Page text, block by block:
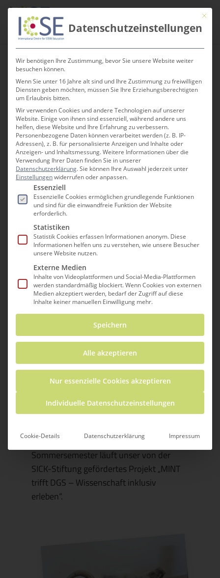
Skip
content
search
MINT trifft DGS:
Wissenschaft
zugänglich machen
WORKSHOPS IN GEBÄRDENSPRACHE IN
STEGEN
Rahel Brugger
„Warum schweben Luftballons und
Seifenblasen über Trockeneis?“, „Wie
schmeckt Erdbeereis, das mit flüssigem
Stickstoff hergestellt wurde?“, „Warum
ändert blauer Tee seine Farbe, wenn man
Zitronensaft hineinträufelt?“ und „Was
sind Wunderbeeren?“ – alle diese Fragen
werden in mehreren Workshops
beantwortet, die Anfang Juli an einer
Schule in Stegen stattfinden. Das
Besondere an diesen Workshops: Sie
(DGS) stattfinden, denn im
Sommersemester läuft unser von der
SICK-Stiftung gefördertes Projekt „MINT
trifft DGS – Wissenschaft inklusiv
erleben“.
Mit
Datenschutzeinstellungen
Wir benötigen Ihre Zustimmung, bevor Sie unsere Website weiter
besuchen können.
Wenn Sie unter 16 Jahre alt sind und Ihre Zustimmung zu freiwilligen
Diensten geben möchten, müssen Sie Ihre Erziehungsberechtigten
um Erlaubnis bitten.
Wir verwenden Cookies und andere Technologien auf unserer
Website. Einige von ihnen sind essenziell, während andere uns
helfen, diese Website und Ihre Erfahrung zu verbessern.
Personenbezogene Daten können verarbeitet werden (z. B. IP-
Adressen), z. B. für personalisierte Anzeigen und Inhalte oder
Anzeigen- und Inhaltsmessung.Weitere Informationen über die
Verwendung Ihrer Daten finden Sie in unserer
Datenschutzerklärung.Sie können Ihre Auswahl jederzeit unter
Einstellungenwiderrufen oder anpassen.
Es folgt eine Liste der Service-Gruppen, für die
Essenziell
Essenzielle Cookies ermöglichen grundlegende Funktionen
und sind für die einwandfreie Funktion der Website
erforderlich.
Statistiken
Statistik Cookies erfassen Informationen anonym. Diese
Informationen helfen uns zu verstehen, wie unsere Besucher
unsere Website nutzen.
Externe Medien
Inhalte von Videoplattformen und Social-Media-Plattformen
werden standardmäßig blockiert. Wenn Cookies von externen
Medien akzeptiert werden, bedarf der Zugriff auf diese
Inhalte keiner manuellen Einwilligung mehr.
Speichern
Alle akzeptieren
Nur essenzielle Cookies akzeptieren
Individuelle Datenschutzeinstellungen
Cookie-Details Datenschutzerklärung Impressum